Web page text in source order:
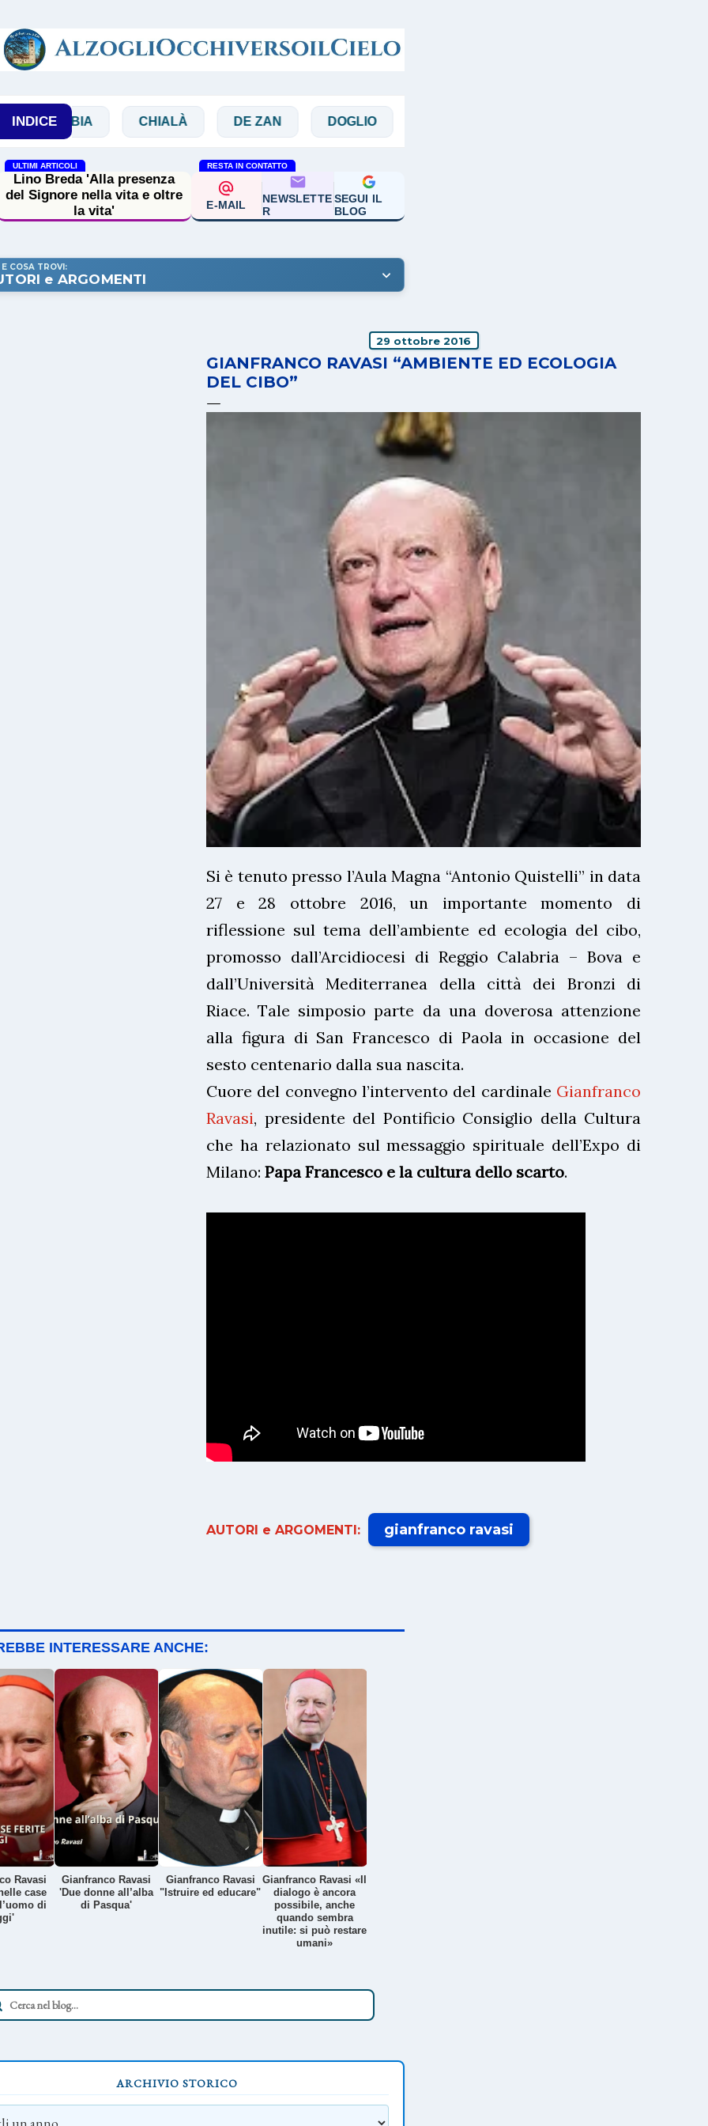
INDICE CHIALÀ DE ZAN DOGLIO MAGGI
ULTIMI ARTICOLI
Lino Breda 'Alla presenza
del Signore nella vita e oltre
la vita'
RESTA IN CONTATTO
E-MAIL
NEWSLETTE
R
SEGUI IL
BLOG
E COSA TROVI:
e ARGOMENTI
29 ottobre 2016
GIANFRANCO RAVASI “AMBIENTE ED ECOLOGIA
DEL CIBO”
Si è tenuto presso l’Aula Magna “Antonio Quistelli” in data
27 e 28 ottobre 2016, un importante momento di
riflessione sul tema dell’ambiente ed ecologia del cibo,
promosso dall’Arcidiocesi di Reggio Calabria – Bova e
dall’Università Mediterranea della città dei Bronzi di
Riace. Tale simposio parte da una doverosa attenzione
alla figura di San Francesco di Paola in occasione del
sesto centenario dalla sua nascita.
Cuore del convegno l’intervento del cardinale Gianfranco
Ravasi, presidente del Pontificio Consiglio della Cultura
che ha relazionato sul messaggio spirituale dell’Expo di
Milano: Papa Francesco e la cultura dello scarto.
AUTORI e ARGOMENTI: gianfranco ravasi
INTERESSARE ANCHE:
Ravasi
case
di
Gianfranco Ravasi
'Due donne all’alba
di Pasqua'
Gianfranco Ravasi
"Istruire ed educare"
Gianfranco Ravasi «Il
dialogo è ancora
possibile, anche
quando sembra
inutile: si può restare
umani»
ARCHIVIO STORICO